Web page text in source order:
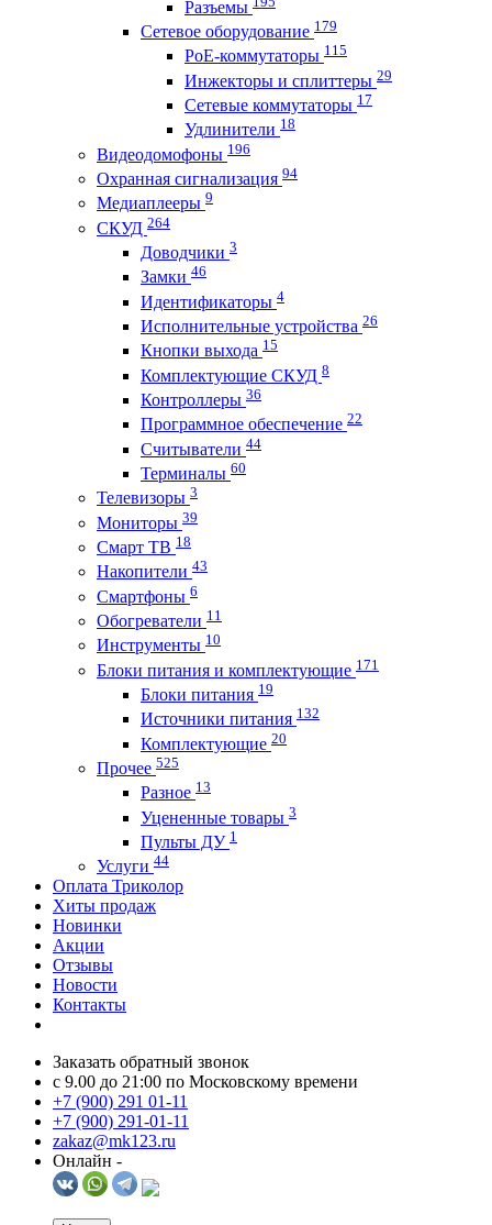
Разъемы
Сетевое оборудование 179
PoE-коммутаторы 115
Инжекторы и сплиттеры 29
Сетевые коммутаторы 17
Удлинители 18
Видеодомофоны 196
Охранная сигнализация 94
Медиаплееры 9
СКУД 264
Доводчики 3
Замки 46
Идентификаторы 4
Исполнительные устройства 26
Кнопки выхода 15
Комплектующие СКУД 8
Контроллеры 36
Программное обеспечение 22
Считыватели 44
Терминалы 60
Телевизоры 3
Мониторы 39
Смарт ТВ 18
Накопители 43
Смартфоны 6
Обогреватели 11
Инструменты 10
Блоки питания и комплектующие 171
Блоки питания 19
Источники питания 132
Комплектующие 20
Прочее 525
Разное 13
Уцененные товары 3
Пульты ДУ 1
Услуги 44
Оплата Триколор
Хиты продаж
Новинки
Акции
Отзывы
Новости
Контакты
Заказать обратный звонок
c 9.00 до 21:00 по Московскому времени
+7 (900) 291 01-11
+7 (900) 291-01-11
zakaz@mk123.ru
Онлайн -